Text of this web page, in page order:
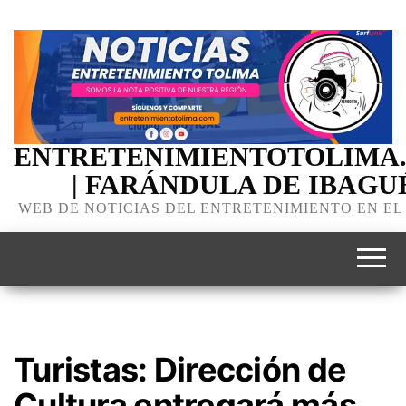
| FARÁNDULA DE
WEB DE NOTICIAS DEL ENTRETENIMIENTO EN
Turistas: Dirección de